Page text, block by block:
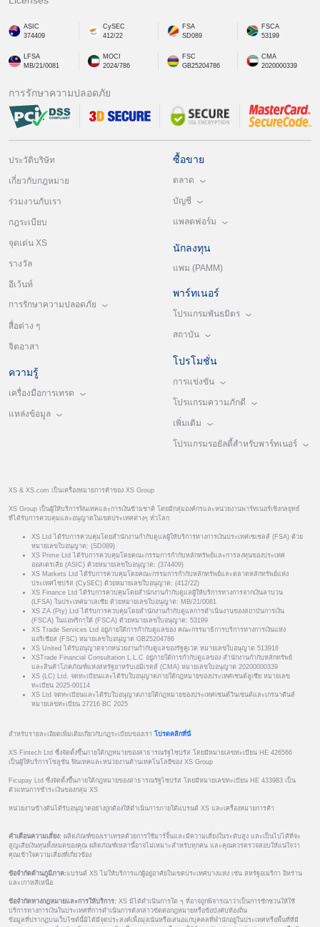
ASIC
374409
CySEC
412/22
FSA
SD089
FSCA
53199
LFSA
MB/21/0081
MOCI
2024/786
FSC
GB25204786
CMA
2020000339
การรักษาความปลอดภัย
ประวัติบริษัท
เกี่ยวกับกฎหมาย
ร่วมงานกับเรา
กฎระเบียบ
จุดเด่น XS
รางวัล
อีเว้นท์
การรักษาความปลอดภัย
สื่อต่าง ๆ
จิตอาสา
ความรู้
เครื่องมือการเทรด
แหล่งข้อมูล
ซื้อขาย
ตลาด
บัญชี
แพลตฟอร์ม
นักลงทุน
แพม (PAMM)
พาร์ทเนอร์
โปรแกรมพันธมิตร
สถาบัน
โปรโมชั่น
การแข่งขัน
โปรแกรมความภักดี
เพิ่มเติม
โปรแกรมรอยัลตี้สำหรับพาร์ทเนอร์
XS & XS.com เป็นเครื่องหมายการค้าของ XS Group
XS Group เป็นผู้ให้บริการฟินเทคและการเงินข้ามชาติ โดยมีกลุ่มองค์กรและหน่วยงานพาร์ทเนอร์เชิงกลยุทธ์
ที่ได้รับการควบคุมและอนุญาตในเขตประเทศต่างๆ ทั่วโลก
XS Ltd ได้รับการควบคุมโดยสำนักงานกำกับดูแลผู้ให้บริการทางการเงินประเทศเซเชลส์ (FSA) ด้วย
หมายเลขใบอนุญาต: (SD089)
XS Prime Ltd ได้รับการควบคุมโดยคณะกรรมการกำกับหลักทรัพย์และการลงทุนของประเทศ
ออสเตรเลีย (ASIC) ด้วยหมายเลขใบอนุญาต: (374409)
XS Markets Ltd ได้รับการควบคุมโดยคณะกรรมการกำกับหลักทรัพย์และตลาดหลักทรัพย์แห่ง
ประเทศไซปรัส (CySEC) ด้วยหมายเลขใบอนุญาต: (412/22)
XS Finance Ltd ได้รับการควบคุมโดยสำนักงานกำกับดูแลผู้ให้บริการทางการจากเงินลาบวน
(LFSA) ในประเทศมาเลเซีย ด้วยหมายเลขใบอนุญาต: MB/21/0081
XS ZA (Pty) Ltd ได้รับการควบคุมโดยสำนักงานกำกับดูแลการดำเนินงานของสถาบันการเงิน
(FSCA) ในแอฟริกาใต้ (FSCA) ด้วยหมายเลขใบอนุญาต: 53199
XS Trade Services Ltd อยู่ภายใต้การกำกับดูแลของ คณะกรรมาธิการบริการทางการเงินแห่ง
มอริเชียส (FSC) หมายเลขใบอนุญาต GB25204786
XS United ได้รับอนุญาตจากหน่วยงานกำกับดูแลของรัฐคูเวต หมายเลขใบอนุญาต 513918
XSTrade Financial Consultation L.L.C อยู่ภายใต้การกำกับดูแลของ สำนักงานกำกับหลักทรัพย์
และสินค้าโภคภัณฑ์แห่งสหรัฐอาหรับเอมิเรตส์ (CMA) หมายเลขใบอนุญาต 20200000339
XS (LC) Ltd. จดทะเบียนและได้รับใบอนุญาตภายใต้กฎหมายของประเทศเซนต์ลูเซีย หมายเลข
ทะเบียน 2025-00114
XS Ltd จดทะเบียนและได้รับใบอนุญาตภายใต้กฎหมายของประเทศเซนต์วินเซนต์และเกรนาดีนส์
หมายเลขทะเบียน 27216 BC 2025
สำหรับรายละเอียดเพิ่มเติมเกี่ยวกับกฎระเบียบของเรา โปรดคลิกที่นี่
XS Fintech Ltd ซึ่งจัดตั้งขึ้นภายใต้กฎหมายของสาธารณรัฐไซปรัส โดยมีหมายเลขทะเบียน HE 426566
เป็นผู้ให้บริการโซลูชั่น ฟินเทคและหน่วยงานด้านเทคโนโลยีของ XS Group
Ficupay Ltd ซึ่งจัดตั้งขึ้นภายใต้กฎหมายของสาธารณรัฐไซปรัส โดยมีหมายเลขทะเบียน HE 433983 เป็น
ตัวแทนการชำระเงินของกลุ่ม XS
หน่วยงานข้างต้นได้รับอนุญาตอย่างถูกต้องให้ดำเนินการภายใต้แบรนด์ XS และเครื่องหมายการค้า
คำเตือนความเสี่ยง: ผลิตภัณฑ์ของเราเทรดด้วยการใช้มาร์จิ้นและมีความเสี่ยงในระดับสูง และเป็นไปได้ที่จะ
สูญเสียเงินทุนทั้งหมดของคุณ ผลิตภัณฑ์เหล่านี้อาจไม่เหมาะสำหรับทุกคน และคุณควรตรวจสอบให้แน่ใจว่า
คุณเข้าใจความเสี่ยงที่เกี่ยวข้อง
ข้อจำกัดด้านภูมิภาค: แบรนด์ XS ไม่ให้บริการแก่ผู้อยู่อาศัยในเขตประเทศบางแห่ง เช่น สหรัฐอเมริกา อิหร่าน
และเกาหลีเหนือ
ข้อจำกัดทางกฎหมายและการให้บริการ: XS มิได้ดำเนินการใด ๆ ที่อาจถูกพิจารณาว่าเป็นการชักชวนให้ใช้
บริการทางการเงินในประเทศที่การดำเนินการดังกล่าวขัดต่อกฎหมายหรือข้อบังคับท้องถิ่น
ข้อมูลที่ปรากฏบนเว็บไซต์นี้มิได้มีจุดประสงค์เพื่อมุ่งเน้นหรือเสนอแก่บุคคลที่พำนักอยู่ในประเทศหรือพื้นที่ที่มี